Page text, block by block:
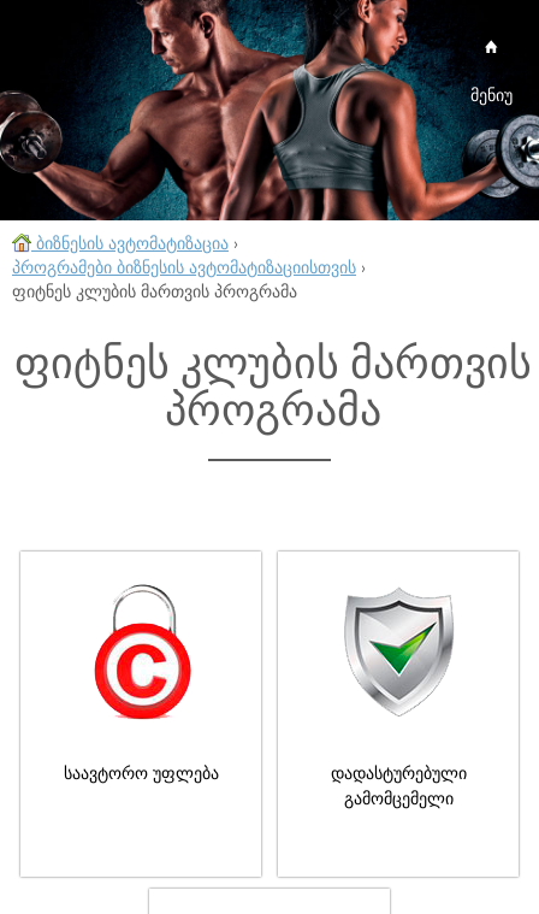
მენიუ
ბიზნესის ავტომატიზაცია ›
პროგრამები ბიზნესის ავტომატიზაციისთვის ›
ფიტნეს კლუბის მართვის პროგრამა
ფიტნეს კლუბის მართვის
პროგრამა
საავტორო უფლება
დადასტურებული
გამომცემელი